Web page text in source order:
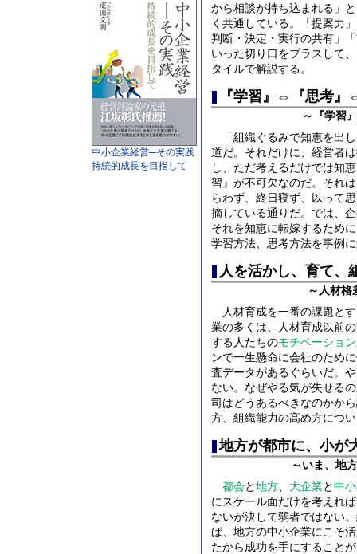
中小企業経営─その実践
持続的成長を目指して
から相談が持ち込まれる」
く共通している。「提案力
判断・決定・実行の共有」
いった切り口をプラスして
タイルで解説する。
『学習』⇔『思考
～『学習
「組織ぐるみで知恵を出
道だ。それだけに、経営者
し、ただ考えるだけでは知
習』が不可欠なのだ。それ
らわず、終日寝ず、以って
摘している通りだ。では、
それを知恵に転嫁するため
学習方法、思考方法を事例
人を活かし、育て、
～人材格
人材育成を一番の課題と
業の多くは、人材育成以前
する人たちのモチベーション
ンで一生懸命に会社のため
査データがあるぐらいだ。
ない。なぜやる気が失せる
司はどうあるべきなのかか
方、組織能力の高め方につ
地方が都市に、小が
～いま、地
都会と 地方、 大企業と 中
にスケール面だけを考えれ
ないが決して弱者ではない
ば、地方の中小企業にこそ
たから成功を手にすること